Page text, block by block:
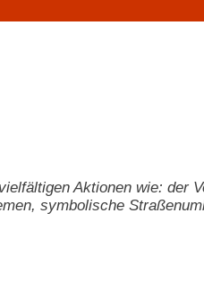
Aktionen wie: der
symbolische